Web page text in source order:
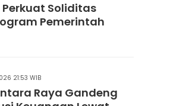
Soliditas
Pemerintah
21:53 WIB
Raya Gandeng